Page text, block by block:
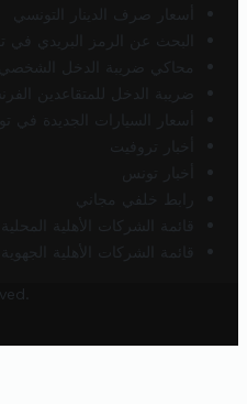
أسعار صرف الدينار التونسي
البحث عن الرمز البريدي في
محاكي ضريبة الدخل الشخصي
ضريبة الدخل للمتقاعدين
أسعار السيارات الجديدة في
أخبار تروفيت
أخبار تونس
رابط خلفي مجاني
قائمة الشركات الأهلية المحلية
قائمة الشركات الأهلية الجهوية